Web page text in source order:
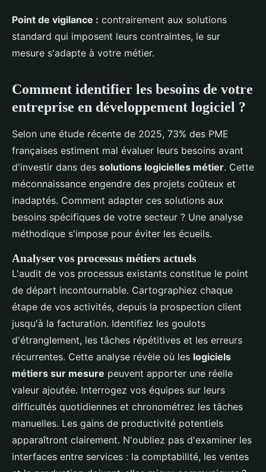
Point de vigilance : contrairement aux solutions
standard qui imposent leurs contraintes, le sur
mesure s'adapte à votre métier.
Comment identifier les besoins de votre
entreprise en développement logiciel ?
Selon une étude récente de 2025, 73% des PME
françaises estiment mal évaluer leurs besoins avant
d'investir dans des solutions logicielles métier. Cette
méconnaissance engendre des projets coûteux et
inadaptés. Comment adapter ces solutions aux
besoins spécifiques de votre secteur ? Une analyse
méthodique s'impose pour éviter les écueils.
Analyser vos processus métiers actuels
L'audit de vos processus existants constitue le point
de départ incontournable. Cartographiez chaque
étape de vos activités, depuis la prospection client
jusqu'à la facturation. Identifiez les goulots
d'étranglement, les tâches répétitives et les erreurs
récurrentes. Cette analyse révèle où les logiciels
métiers sur mesure peuvent apporter une réelle
valeur ajoutée. Interrogez vos équipes sur leurs
difficultés quotidiennes et chronométrez les tâches
manuelles. Les gains de productivité potentiels
apparaîtront clairement. N'oubliez pas d'examiner les
interfaces entre services : la comptabilité, les ventes